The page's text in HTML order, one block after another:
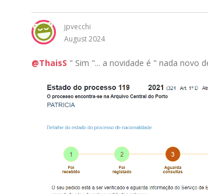
jpvecchi
August 2024
@ThaisS " Sim "... a novidade é " nada novo